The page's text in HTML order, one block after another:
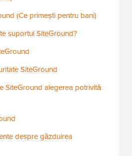
(Ce primești pentru bani)
suportul SiteGround?
SiteGround
SiteGround alegerea potrivită
despre găzduirea